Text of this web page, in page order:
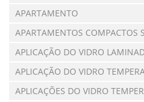
APARTAMENTO
APARTAMENTOS COMPACTOS
APLICAÇÃO DO VIDRO
APLICAÇÃO DO VIDRO
APLICAÇÕES DO VIDRO